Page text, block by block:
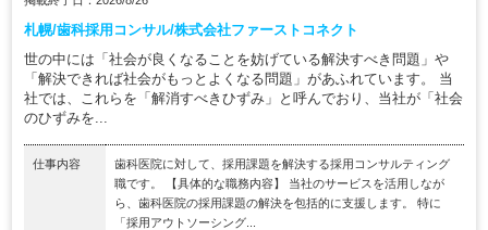
札幌/歯科採用コンサル/株式会社ファーストコネクト
世の中には「社会が良くなることを妨げている解決すべき問題」や
「解決できれば社会がもっとよくなる問題」があふれています。 当
社では、これらを「解消すべきひずみ」と呼んでおり、当社が「社会
のひずみを...
仕事内容
歯科医院に対して、採用課題を解決する採用コンサルティング
職です。 【具体的な職務内容】 当社のサービスを活用しなが
ら、歯科医院の採用課題の解決を包括的に支援します。 特に
「採用アウトソーシング...